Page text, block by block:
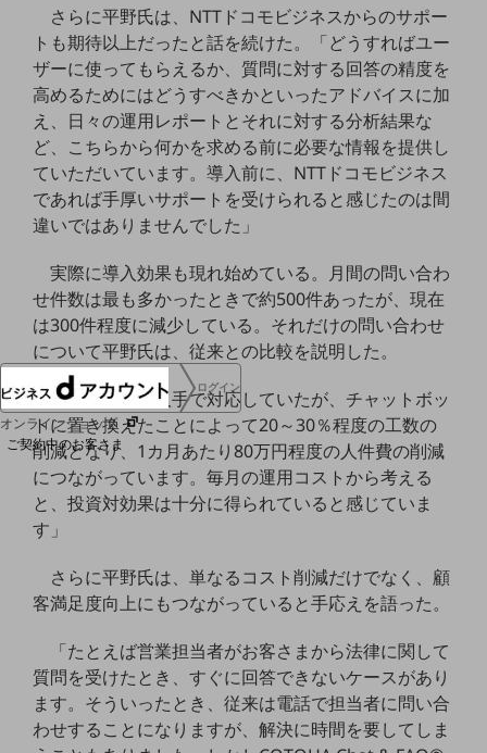
採用情報
採用情報TOP
新卒採用
経験者採用
障がい者採用
人材育成制度
広告・協賛
NTTドコモグループ
ログイン
オンラインショップ
ご契約中のお客さま
サービス別サポート情報
ご契約中サービスの一元管理
Web明細(ビリングステーション)
さらに平野氏は、NTTドコモビジネスからのサポー
トも期待以上だったと話を続けた。「どうすればユー
ザーに使ってもらえるか、質問に対する回答の精度を
高めるためにはどうすべきかといったアドバイスに加
え、日々の運用レポートとそれに対する分析結果な
ど、こちらから何かを求める前に必要な情報を提供し
ていただいています。導入前に、NTTドコモビジネス
であれば手厚いサポートを受けられると感じたのは間
違いではありませんでした」
実際に導入効果も現れ始めている。月間の問い合わ
せ件数は最も多かったときで約500件あったが、現在
は300件程度に減少している。それだけの問い合わせ
について平野氏は、従来との比較を説明した。
「これまでは人手で対応していたが、チャットボッ
トに置き換えたことによって20～30％程度の工数の
削減となり、1カ月あたり80万円程度の人件費の削減
につながっています。毎月の運用コストから考える
と、投資対効果は十分に得られていると感じていま
す」
さらに平野氏は、単なるコスト削減だけでなく、顧
客満足度向上にもつながっていると手応えを語った。
「たとえば営業担当者がお客さまから法律に関して
質問を受けたとき、すぐに回答できないケースがあり
ます。そういったとき、従来は電話で担当者に問い合
わせすることになりますが、解決に時間を要してしま